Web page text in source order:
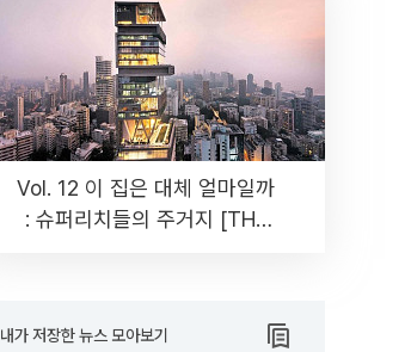
Vol. 12 이 집은 대체 얼마일까
: 슈퍼리치들의 주거지 [THE
내가 저장한 뉴스 모아보기